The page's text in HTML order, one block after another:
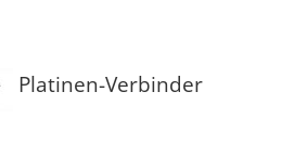
Platinen-Verbinder